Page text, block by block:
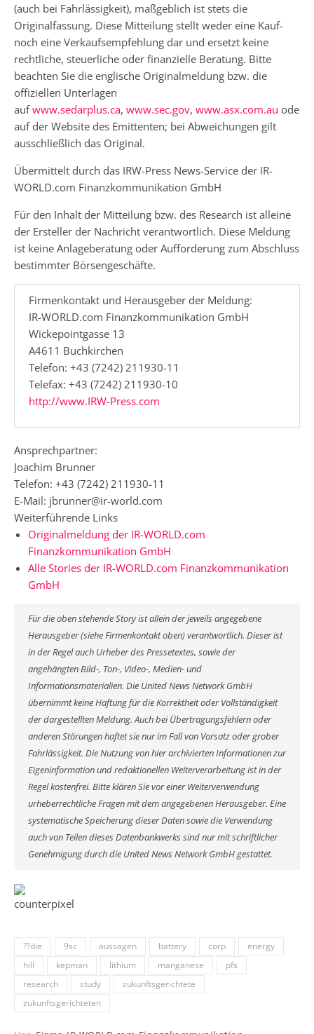
(auch bei Fahrlässigkeit), maßgeblich ist stets die
Originalfassung. Diese Mitteilung stellt weder eine Kauf-
noch eine Verkaufsempfehlung dar und ersetzt keine
rechtliche, steuerliche oder finanzielle Beratung. Bitte
beachten Sie die englische Originalmeldung bzw. die
offiziellen Unterlagen
aufwww.sedarplus.ca, www.sec.gov, www.asx.com.au oder
auf der Website des Emittenten; bei Abweichungen gilt
ausschließlich das Original.
Übermittelt durch das IRW-Press News-Service der IR-
WORLD.com Finanzkommunikation GmbH
Für den Inhalt der Mitteilung bzw. des Research ist alleine
der Ersteller der Nachricht verantwortlich. Diese Meldung
ist keine Anlageberatung oder Aufforderung zum Abschluss
bestimmter Börsengeschäfte.
Firmenkontakt und Herausgeber der Meldung:
IR-WORLD.com Finanzkommunikation GmbH
Wickepointgasse 13
A4611 Buchkirchen
Telefon: +43 (7242) 211930-11
Telefax: +43 (7242) 211930-10
http://www.IRW-Press.com
Ansprechpartner:
Joachim Brunner
Telefon: +43 (7242) 211930-11
E-Mail: jbrunner@ir-world.com
Weiterführende Links
Originalmeldung der IR-WORLD.com
Finanzkommunikation GmbH
Alle Stories der IR-WORLD.com Finanzkommunikation
GmbH
Für die oben stehende Story ist allein der jeweils angegebene
Herausgeber (siehe Firmenkontakt oben) verantwortlich. Dieser ist
in der Regel auch Urheber des Pressetextes, sowie der
angehängten Bild-, Ton-, Video-, Medien- und
Informationsmaterialien. Die United News Network GmbH
übernimmt keine Haftung für die Korrektheit oder Vollständigkeit
der dargestellten Meldung. Auch bei Übertragungsfehlern oder
anderen Störungen haftet sie nur im Fall von Vorsatz oder grober
Fahrlässigkeit. Die Nutzung von hier archivierten Informationen zur
Eigeninformation und redaktionellen Weiterverarbeitung ist in der
Regel kostenfrei. Bitte klären Sie vor einer Weiterverwendung
urheberrechtliche Fragen mit dem angegebenen Herausgeber. Eine
systematische Speicherung dieser Daten sowie die Verwendung
auch von Teilen dieses Datenbankwerks sind nur mit schriftlicher
Genehmigung durch die United News Network GmbH gestattet.
??die 9sc aussagen battery corp
energy
hill
kepman lithium manganese
pfs
research
study
zukunftsgerichtete
zukunftsgerichteten